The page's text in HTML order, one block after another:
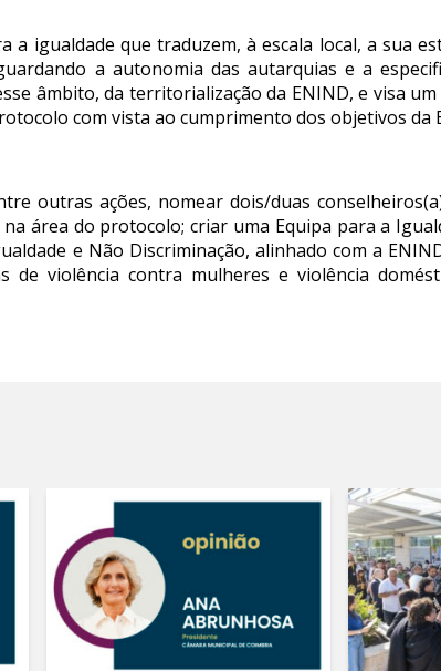
a igualdade que traduzem, à escala local, a sua
a autonomia das autarquias e a
âmbito, da territorialização da ENIND, e visa
com vista ao cumprimento dos objetivos da
outras ações, nomear dois/duas
área do protocolo; criar uma Equipa para a
e Não Discriminação, alinhado com a
violência contra mulheres e violência